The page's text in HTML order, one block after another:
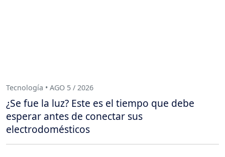
Tecnología • AGO 5 / 2026
¿Se fue la luz? Este es el tiempo que debe
esperar antes de conectar sus
electrodomésticos